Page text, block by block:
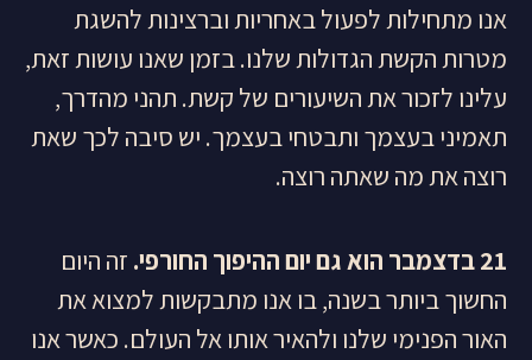
אנו מתחילות לפעול באחריות וברצינות להשגת
מטרות הקשת הגדולות שלנו. בזמן שאנו עושות זאת,
עלינו לזכור את השיעורים של קשת. תהני מהדרך,
תאמיני בעצמך ותבטחי בעצמך. יש סיבה לכך שאת
רוצה את מה שאתה רוצה.
21בדצמבר הוא גם יום ההיפוך החורפי. זה היום
החשוך ביותר בשנה, בו אנו מתבקשות למצוא את
האור הפנימי שלנו ולהאיר אותו אל העולם. כאשר אנו